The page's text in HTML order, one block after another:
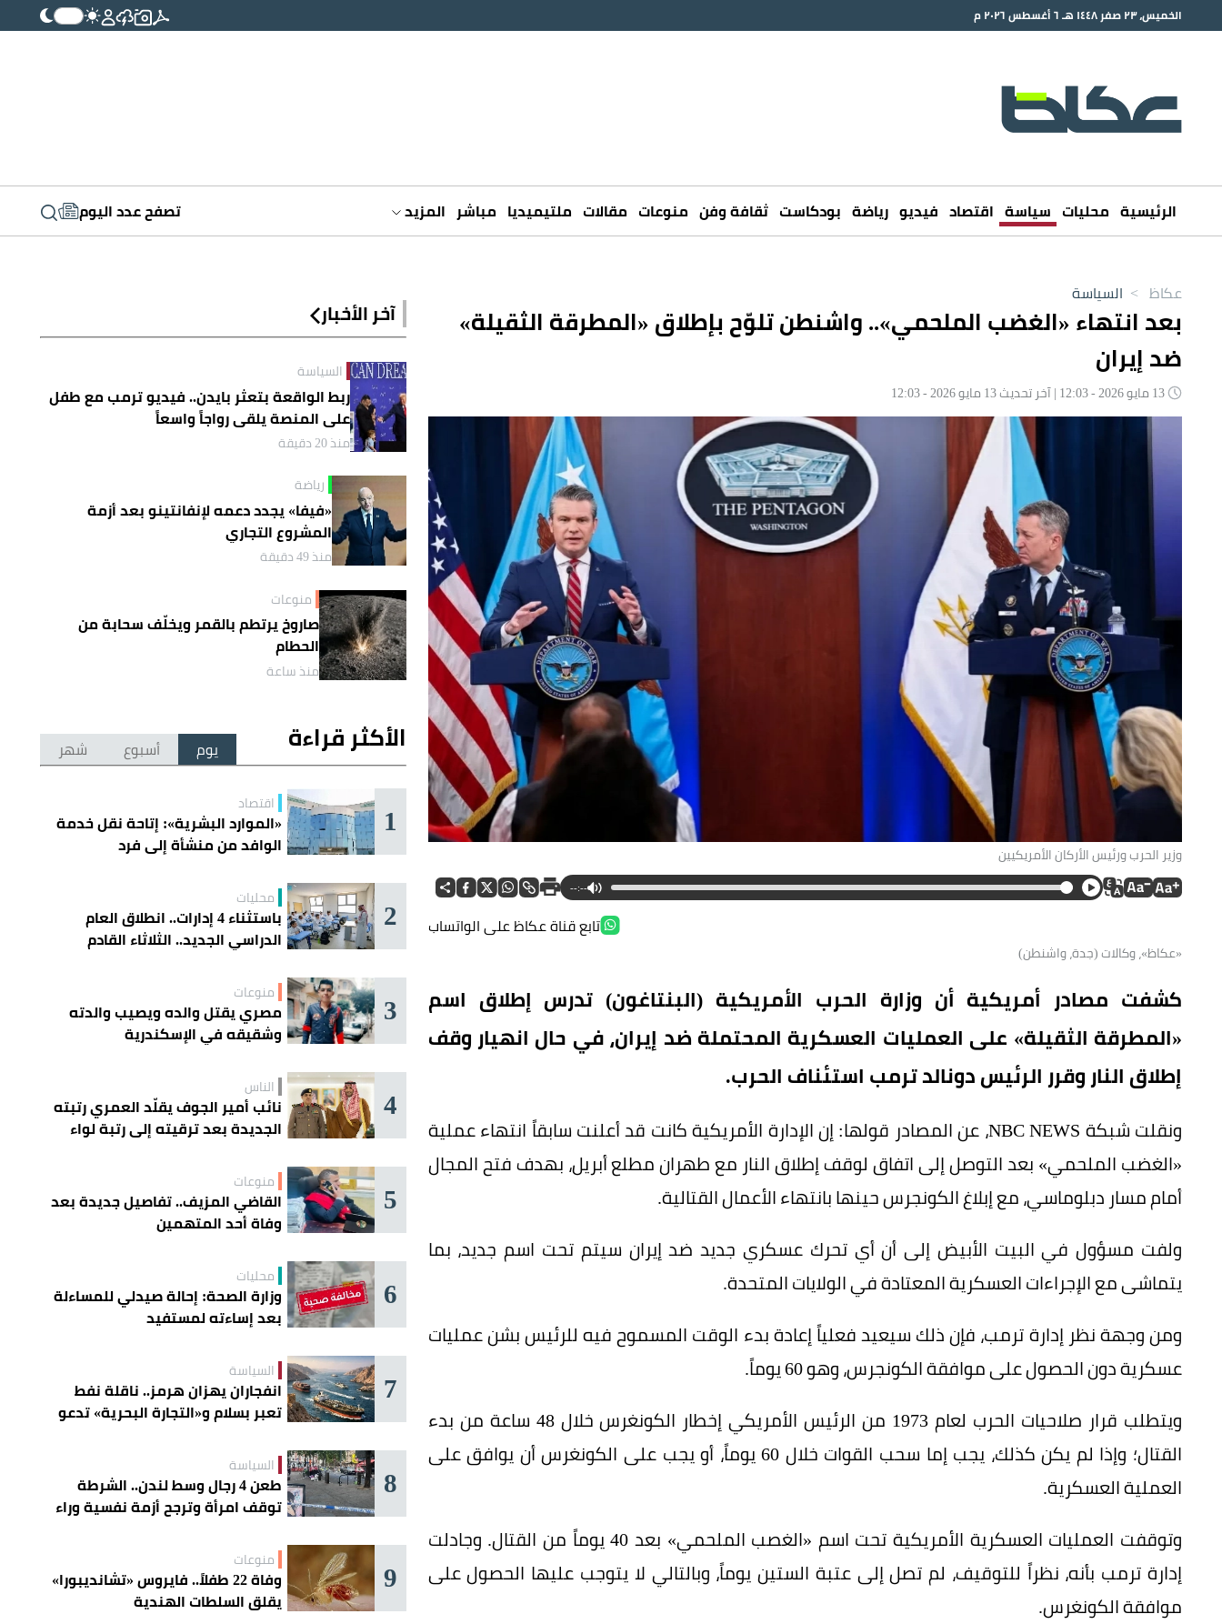
الخميس، ٢٣ صفر ١٤٤٨ هـ ٦ أغسطس ٢٠٢٦ م
الرئيسية محليات سياسة اقتصاد فيديو رياضة بودكاست ثقافة وفن منوعات مقالات ملتيميديا مباشر المزيد تصفح عدد اليوم
عكاظ > السياسة
بعد انتهاء «الغضب الملحمي».. واشنطن تلوّح بإطلاق «المطرقة الثقيلة»
ضد إيران
وزير الحرب ورئيس الأركان الأمريكيين
--:--
تابع قناة عكاظ على الواتساب
«عكاظ»، وكالات (جدة، واشنطن)
كشفت مصادر أمريكية أن وزارة الحرب الأمريكية (البنتاغون) تدرس إطلاق اسم
«المطرقة الثقيلة» على العمليات العسكرية المحتملة ضد إيران، في حال انهيار وقف
إطلاق النار وقرر الرئيس دونالد ترمب استئناف الحرب.
ونقلت شبكة NBC NEWS، عن المصادر قولها: إن الإدارة الأمريكية كانت قد أعلنت سابقاً انتهاء عملية
«الغضب الملحمي» بعد التوصل إلى اتفاق لوقف إطلاق النار مع طهران مطلع أبريل، بهدف فتح المجال
أمام مسار دبلوماسي، مع إبلاغ الكونجرس حينها بانتهاء الأعمال القتالية.
ولفت مسؤول في البيت الأبيض إلى أن أي تحرك عسكري جديد ضد إيران سيتم تحت اسم جديد، بما
يتماشى مع الإجراءات العسكرية المعتادة في الولايات المتحدة.
ومن وجهة نظر إدارة ترمب، فإن ذلك سيعيد فعلياً إعادة بدء الوقت المسموح فيه للرئيس بشن عمليات
عسكرية دون الحصول على موافقة الكونجرس، وهو 60 يوماً.
ويتطلب قرار صلاحيات الحرب لعام 1973 من الرئيس الأمريكي إخطار الكونغرس خلال 48 ساعة من بدء
القتال؛ وإذا لم يكن كذلك، يجب إما سحب القوات خلال 60 يوماً، أو يجب على الكونغرس أن يوافق على
العملية العسكرية.
وتوقفت العمليات العسكرية الأمريكية تحت اسم «الغصب الملحمي» بعد 40 يوماً من القتال. وجادلت
إدارة ترمب بأنه، نظراً للتوقيف، لم تصل إلى عتبة الستين يوماً، وبالتالي لا يتوجب عليها الحصول على
موافقة الكونغرس.
آخر الأخبار
السياسة
ربط الواقعة بتعثر بايدن.. فيديو ترمب مع طفل
على المنصة يلقى رواجاً واسعاً
منذ 20 دقيقة
رياضة
«فيفا» يجدد دعمه لإنفانتينو بعد أزمة
المشروع التجاري
منذ 49 دقيقة
منوعات
صاروخ يرتطم بالقمر ويخلّف سحابة من
الحطام
منذ ساعة
الأكثر قراءة يوم أسبوع شهر
1 اقتصاد
«الموارد البشرية»: إتاحة نقل خدمة
الوافد من منشأة إلى فرد
2 محليات
باستثناء 4 إدارات.. انطلاق العام
الدراسي الجديد.. الثلاثاء القادم
3 منوعات
مصري يقتل والده ويصيب والدته
وشقيقه في الإسكندرية
4 الناس
نائب أمير الجوف يقلّد العمري رتبته
الجديدة بعد ترقيته إلى رتبة لواء
5 منوعات
القاضي المزيف.. تفاصيل جديدة بعد
وفاة أحد المتهمين
6 محليات
وزارة الصحة: إحالة صيدلي للمساءلة
بعد إساءته لمستفيد
7 السياسة
انفجاران يهزان هرمز.. ناقلة نفط
تعبر بسلام و«التجارة البحرية» تدعو
8 السياسة
طعن 4 رجال وسط لندن.. الشرطة
توقف امرأة وترجح أزمة نفسية وراء
9 منوعات
وفاة 22 طفلاً.. فايروس «تشانديبورا»
يقلق السلطات الهندية